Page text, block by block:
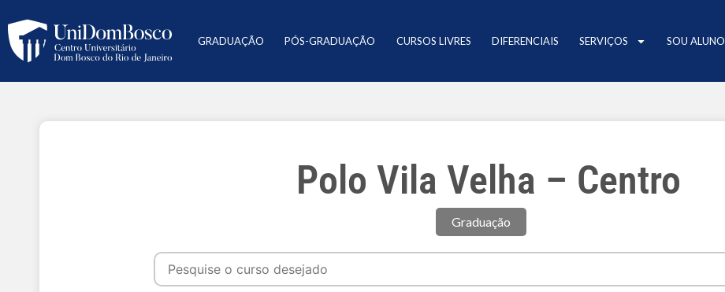
GRADUAÇÃO PÓS-GRADUAÇÃO CURSOS LIVRES DIFERENCIAIS SERVIÇOS SOU ALUNO
Polo Vila Velha – Centro
Graduação